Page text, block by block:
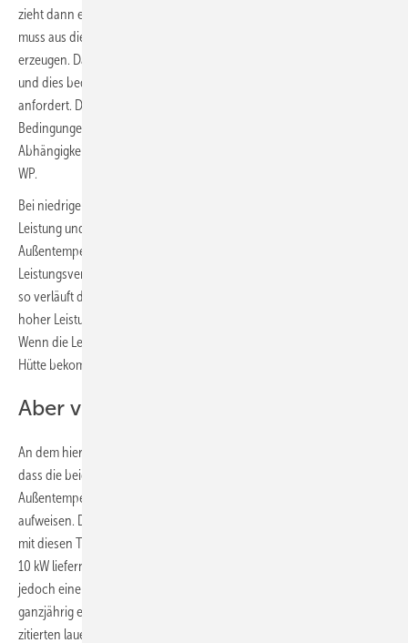
zieht dann eisige Luft durch die Außeneinheit. Schlimmer noch, sie
muss aus diesem tiefen Temperaturtal sehr hohe Vorlauftemperaturen
erzeugen. Das Haus gibt bei –10 °C nämlich sehr viel mehr Wärme ab
und dies bedingt, dass die Fußbodenheizung vielleicht 33 °C
anfordert. Der Temperaturhub beträgt dann satte 43 K. Unter diesen
Bedingungen bricht die Leistung und Effizienz der WP ein. Diese
Abhängigkeiten sind erklärbar und gelten für sämtliche Hersteller von
WP.
Bei niedrigen Außentemperaturen müssen also zwangsläufig die
Leistung und die Vorlauftemperatur höher sein als bei hohen
Außentemperaturen. Schaut man sich aber das echte
Leistungsverhalten einer WP an (siehe Auslegungsdiagramm, unten),
so verläuft dies genau konträr zu den Anforderungen, nämlich mit
hoher Leistung an lauen Tagen und geringer Leistung bei Eiseskälte.
Wenn die Leistung einbricht, kann man also nur dann eine warme
Hütte bekommen, wenn man anderweitig, sprich bivalent zuheizt.
Aber viel hilft doch auch viel!
An dem hier gezeigten Auslegungsdiagramm kann man erkennen,
dass die beiden leistungsstärksten WP auch bei niedrigen
Außentemperaturen von –10 °C noch eine hohe Leistungsausbeute
aufweisen. Die im Beispiel geforderten 8 kW Wärmeleistung ließen sich
mit diesen Typen noch locker erreichen. Die VWL 141/3 S würde um
10 kW liefern können und die VWL 171/3 S sogar 12 kW. Würde man
jedoch eine dieser beiden WP auswählen, so hätten diese Aggregate
ganzjährig einen riesigen Überschuss an Leistung. An den eben
zitierten lauen Herbsttagen wären diese daher gnadenlos